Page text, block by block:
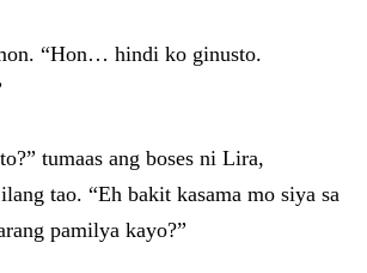
“Hon… hindi ko ginusto.
tumaas ang boses ni Lira,
tao. “Eh bakit kasama mo siya sa
pamilya kayo?”